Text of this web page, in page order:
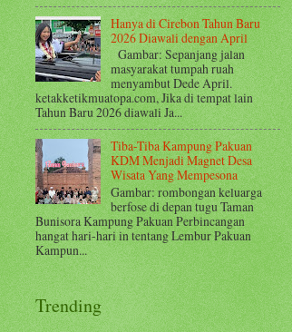
Hanya di Cirebon Tahun Baru
2026 Diawali dengan April
Gambar: Sepanjang jalan
masyarakat tumpah ruah
menyambut Dede April.
ketakketikmuatopa.com, Jika di tempat lain
Tahun Baru 2026 diawali Ja...
Tiba-Tiba Kampung Pakuan
KDM Menjadi Magnet Desa
Wisata Yang Mempesona
Gambar: rombongan keluarga
berfose di depan tugu Taman
Bunisora Kampung Pakuan Perbincangan
hangat hari-hari in tentang Lembur Pakuan
Kampun...
Trending